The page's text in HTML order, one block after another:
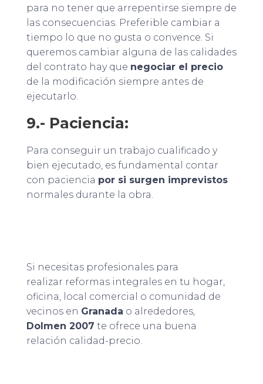
para no tener que arrepentirse siempre de
las consecuencias. Preferible cambiar a
tiempo lo que no gusta o convence. Si
queremos cambiar alguna de las calidades
del contrato hay que negociar el precio
de la modificación siempre antes de
ejecutarlo.
9.- Paciencia:
Para conseguir un trabajo cualificado y
bien ejecutado, es fundamental contar
con paciencia por si surgen imprevistos
normales durante la obra.
Si necesitas profesionales para
realizar reformas integrales en tu hogar,
oficina, local comercial o comunidad de
vecinos en Granada o alrededores,
Dolmen 2007 te ofrece una buena
relación calidad-precio.